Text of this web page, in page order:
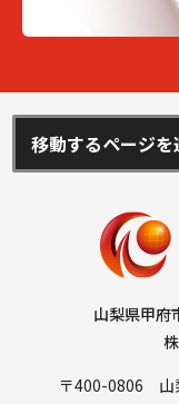
山梨県甲府
〒400-0806 山